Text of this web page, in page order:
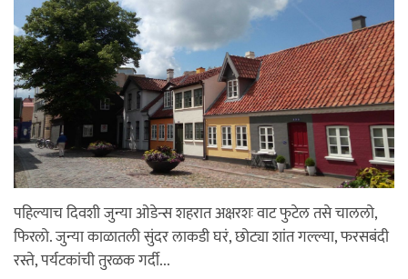
पहिल्याच दिवशी जुन्या ओडेन्स शहरात अक्षरशः वाट फुटेल तसे चाललो,
फिरलो. जुन्या काळातली सुंदर लाकडी घरं, छोट्या शांत गल्ल्या, फरसबंदी
रस्ते, पर्यटकांची तुरळक गर्दी...